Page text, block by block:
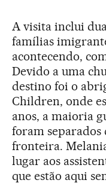
A visita inclui
famílias
acontecendo,
Devido a uma
destino foi o
Children, onde
anos, a maioria
foram separados
fronteira.
lugar aos
que estão aqui